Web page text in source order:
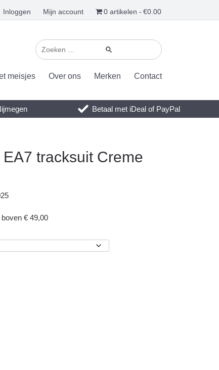
Inloggen Mijn account 0 artikelen €0.00
meisjes Over ons Merken Contact
Betaal met iDeal of PayPal
tracksuit Creme
€ 49,00